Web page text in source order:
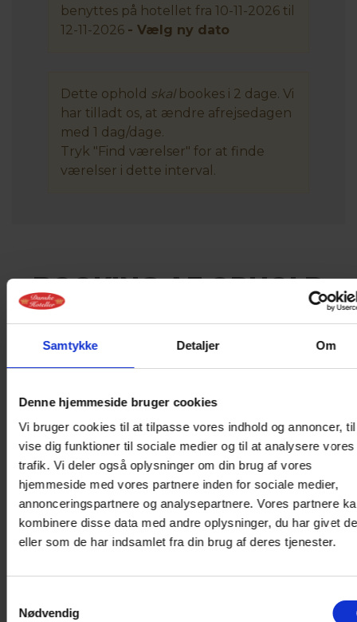
Samtykke Detaljer Om
Denne hjemmeside bruger cookies
Vi bruger cookies til at tilpasse vores indhold og annoncer,
vise dig funktioner til sociale medier og til at analysere vores
trafik. Vi deler også oplysninger om din brug af vores
hjemmeside med vores partnere inden for sociale medier,
annonceringspartnere og analysepartnere. Vores partnere
kombinere disse data med andre oplysninger, du har givet
eller som de har indsamlet fra din brug af deres tjenester.
Nødvendig
benyttes på hotellet fra 10-11-2026 til
12-11-2026 - Vælg ny dato
Dette ophold skalbookes i 2 dage. Vi
har tilladt os, at ændre afrejsedagen
med 1 dag/dage.
Tryk "Find værelser" for at finde
værelser i dette interval.
BOOKING AF OPHOLD
Book på tlf.+45 8632 2500eller på
mailinfo@hotel-marina.dk